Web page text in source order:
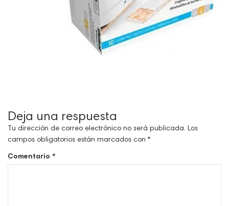
Deja una respuesta
Tu dirección de correo electrónico no será publicada. Los
campos obligatorios están marcados con *
Comentario *